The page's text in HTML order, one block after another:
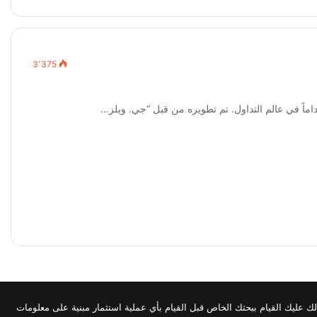
3٬375
عليك القيام ببحثك الخاص قبل القيام بأي عملية استثمار مبنية على معلومات